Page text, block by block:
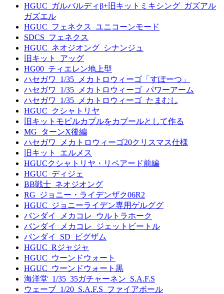
HGUC_ガルバルディβ+旧キットミキシング_ガズアル
ガズエル
HGUC_フェネクス_ユニコーンモード
SDCS_フェネクス
HGUC_ネオジオング_シナンジュ
旧キット_アッグ
HG00_ティエレン地上型
ハセガワ_1/35_メカトロウィーゴ「すぽーつ」
ハセガワ_1/35_メカトロウィーゴ_パワーアーム
ハセガワ_1/35_メカトロウィーゴ_たまむし
HGUC_クシャトリヤ
旧キットモビルカプルをカプールとして作る
MG_ターンX後編
ハセガワ_メカトロウィーゴ20クリスマス仕様
旧キット_エルメス
HGUCクシャトリヤ・リペアード前編
HGUC_ディジェ
BB戦士_ネオジオング
RG_ジョニー・ライデンザク06R2
HGUC_ジョニーライデン専用ゲルググ
バンダイ_メカコレ_ウルトラホーク
バンダイ_メカコレ_ジェットビートル
バンダイ_SD_ビグザム
HGUC_Rジャジャ
HGUC_ウーンドウォート
HGUC_ウーンドウォート黒
海洋堂_1/35_35ガチャーネン_S.A.F.S
ウェーブ_1/20_S.A.F.S_ファイアボール